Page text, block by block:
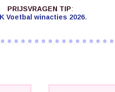
PRIJSVRAGEN TIP:
Voetbal winacties 2026.